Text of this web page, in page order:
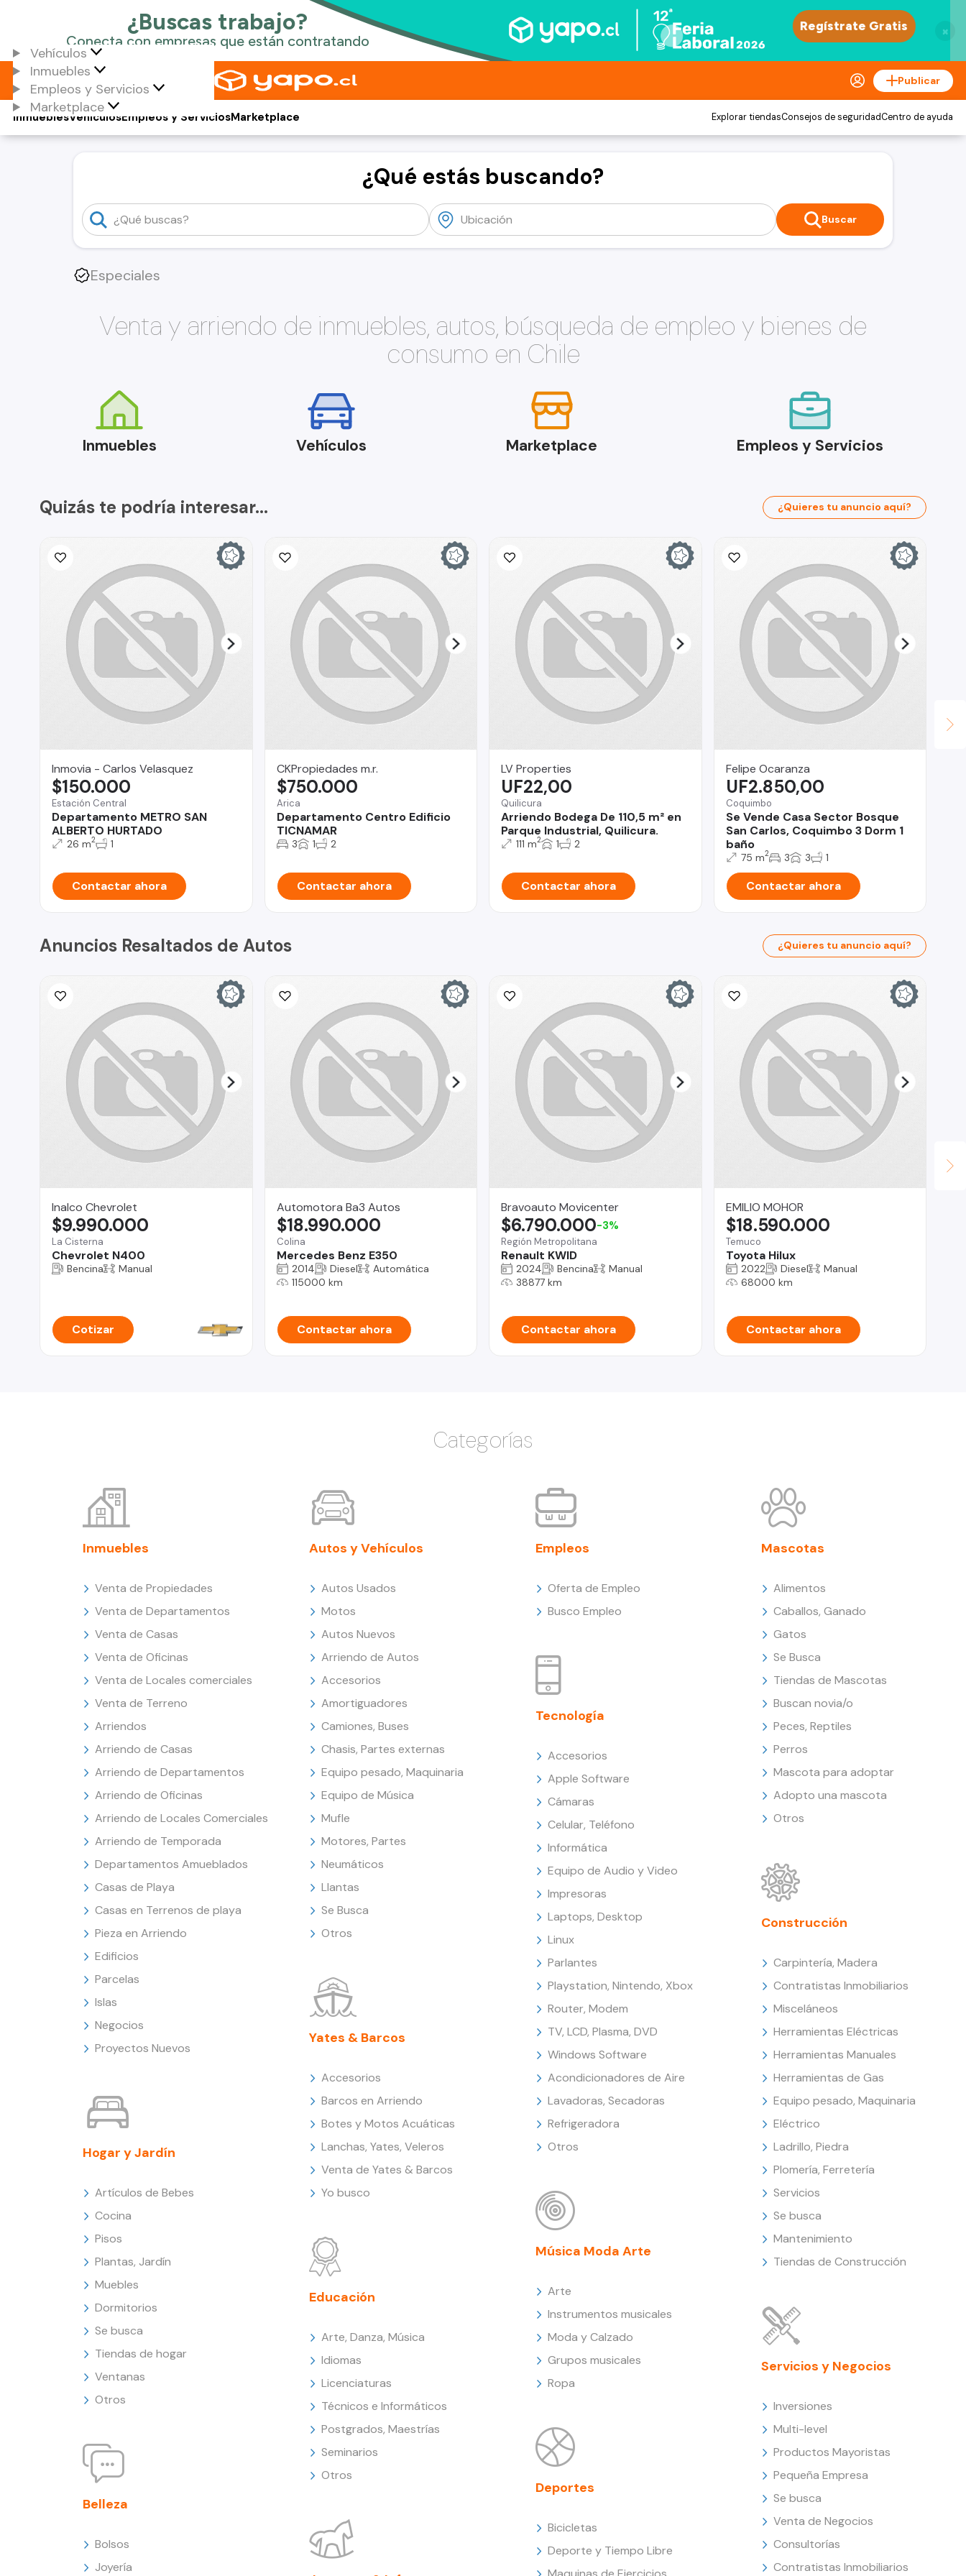
×
Vehículos
Inmuebles
Empleos y Servicios
Marketplace
Publicar
Vehículos
Inmuebles Empleos y ServiciosMarketplace Explorar tiendasConsejos de seguridadCentro de ayuda
¿Qué estás buscando?
Buscar
Especiales
Venta y arriendo de inmuebles, autos, búsqueda de empleo y bienes de
consumo en Chile
Inmuebles Vehículos Marketplace Empleos y Servicios
Quizás te podría interesar... ¿Quieres tu anuncio aquí?
Inmovia - Carlos Velasquez
Estación Central
Departamento METRO SAN
ALBERTO HURTADO
$150.000
26 m2 1
Contactar ahora
CKPropiedades m.r.
Arica
Departamento Centro Edificio
TICNAMAR
$750.000
3 1 2
Contactar ahora
LV Properties
Quilicura
Arriendo Bodega De 110,5 m² en
Parque Industrial, Quilicura.
UF22,00
111 m2 1 2
Contactar ahora
Felipe Ocaranza
Coquimbo
Se Vende Casa Sector Bosque
San Carlos, Coquimbo 3 Dorm 1
baño
UF2.850,00
75 m2 3 3 1
Contactar ahora
Anuncios Resaltados de Autos ¿Quieres tu anuncio aquí?
Inalco Chevrolet
La Cisterna
Chevrolet N400
$9.990.000
Bencina Manual
Cotizar
Automotora Ba3 Autos
Colina
Mercedes Benz E350
$18.990.000
2014 Diesel
Automática
115000 km
Contactar ahora
Bravoauto Movicenter
Región Metropolitana
Renault KWID
$6.790.000-3%
2024 Bencina
Manual
38877 km
Contactar ahora
EMILIO MOHOR
Temuco
Toyota Hilux
$18.590.000
2022 Diesel
Manual
68000 km
Contactar ahora
Categorías
Inmuebles
Venta de Propiedades
Venta de Departamentos
Venta de Casas
Venta de Oficinas
Venta de Locales comerciales
Venta de Terreno
Arriendos
Arriendo de Casas
Arriendo de Departamentos
Arriendo de Oficinas
Arriendo de Locales Comerciales
Arriendo de Temporada
Departamentos Amueblados
Casas de Playa
Casas en Terrenos de playa
Pieza en Arriendo
Edificios
Parcelas
Islas
Negocios
Proyectos Nuevos
Hogar y Jardín
Artículos de Bebes
Cocina
Pisos
Plantas, Jardín
Muebles
Dormitorios
Se busca
Tiendas de hogar
Ventanas
Otros
Belleza
Bolsos
Joyería
Autos y Vehículos
Autos Usados
Motos
Autos Nuevos
Arriendo de Autos
Accesorios
Amortiguadores
Camiones, Buses
Chasis, Partes externas
Equipo pesado, Maquinaria
Equipo de Música
Mufle
Motores, Partes
Neumáticos
Llantas
Se Busca
Otros
Yates & Barcos
Accesorios
Barcos en Arriendo
Botes y Motos Acuáticas
Lanchas, Yates, Veleros
Venta de Yates & Barcos
Yo busco
Educación
Arte, Danza, Música
Idiomas
Licenciaturas
Técnicos e Informáticos
Postgrados, Maestrías
Seminarios
Otros
Empleos
Oferta de Empleo
Busco Empleo
Tecnología
Accesorios
Apple Software
Cámaras
Celular, Teléfono
Informática
Equipo de Audio y Video
Impresoras
Laptops, Desktop
Linux
Parlantes
Playstation, Nintendo, Xbox
Router, Modem
TV, LCD, Plasma, DVD
Windows Software
Acondicionadores de Aire
Lavadoras, Secadoras
Refrigeradora
Otros
Música Moda Arte
Arte
Instrumentos musicales
Moda y Calzado
Grupos musicales
Ropa
Deportes
Bicicletas
Deporte y Tiempo Libre
Mascotas
Alimentos
Caballos, Ganado
Gatos
Se Busca
Tiendas de Mascotas
Buscan novia/o
Peces, Reptiles
Perros
Mascota para adoptar
Adopto una mascota
Otros
Construcción
Carpintería, Madera
Contratistas Inmobiliarios
Misceláneos
Herramientas Eléctricas
Herramientas Manuales
Herramientas de Gas
Equipo pesado, Maquinaria
Eléctrico
Ladrillo, Piedra
Plomería, Ferretería
Servicios
Se busca
Mantenimiento
Tiendas de Construcción
Servicios y Negocios
Inversiones
Multi-level
Productos Mayoristas
Pequeña Empresa
Se busca
Venta de Negocios
Consultorías
Contratistas Inmobiliarios